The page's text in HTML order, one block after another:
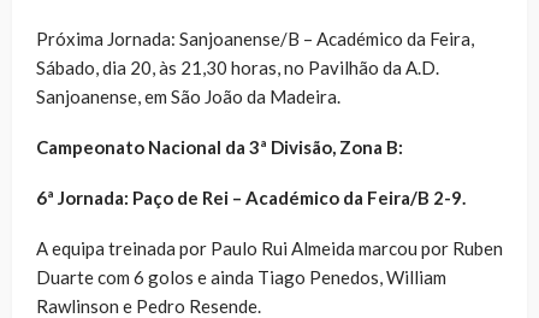
Próxima Jornada: Sanjoanense/B – Académico da Feira,
Sábado, dia 20, às 21,30 horas, no Pavilhão da A.D.
Sanjoanense, em São João da Madeira.
Campeonato Nacional da 3ª Divisão, Zona B:
6ª Jornada: Paço de Rei – Académico da Feira/B 2-9.
A equipa treinada por Paulo Rui Almeida marcou por Ruben
Duarte com 6 golos e ainda Tiago Penedos, William
Rawlinson e Pedro Resende.